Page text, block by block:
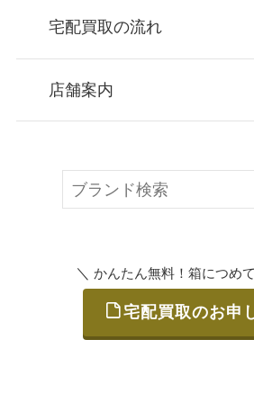
宅配買取の流れ
お申込み
または梱包材不要の「集荷
ご発送
店舗案内
＼ かんたん無料！箱につめ
宅配買取のお申